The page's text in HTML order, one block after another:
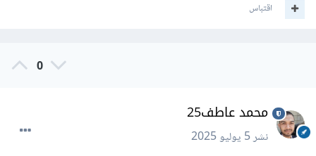
اقتباس
0
محمد عاطف25
نشر5 يوليو 2025